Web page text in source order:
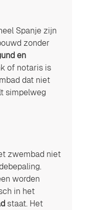
Spanje zijn
zonder
en
of notaris is
dat niet
simpelweg
zwembad niet
worden
in het
staat. Het